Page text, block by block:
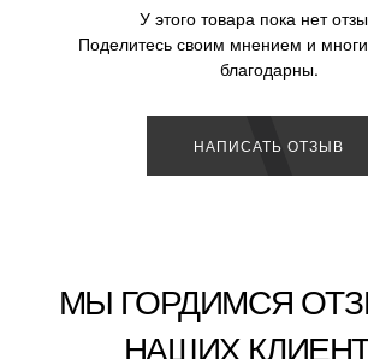
У этого товара пока нет
Поделитесь своим мнением и
благодарны.
НАПИСАТЬ ОТЗЫВ
МЫ ГОРДИМСЯ
НАШИХ